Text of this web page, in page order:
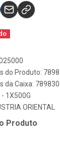
do Produto:
da Caixa:
1X500G
ORIENTAL
Produto